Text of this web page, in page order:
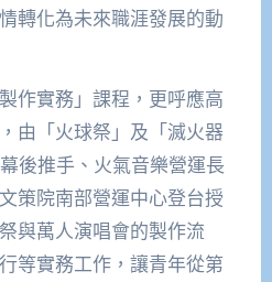
轉化為未來職涯發展的動
作實務」課程，更呼應高
由「火球祭」及「滅火器
後推手、火氣音樂營運長
策院南部營運中心登台授
與萬人演唱會的製作流
等實務工作，讓青年從第